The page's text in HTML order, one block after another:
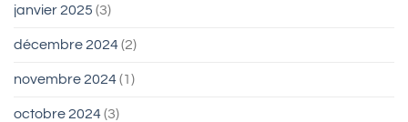
janvier 2025 (3)
décembre 2024(2)
novembre 2024(1)
octobre 2024(3)